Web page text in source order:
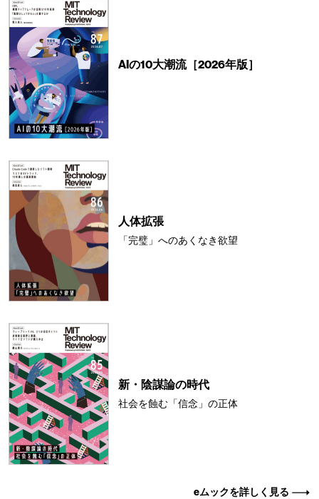
AIの10大潮流［2026年版］
人体拡張
「完璧」へのあくなき欲望
新・陰謀論の時代
社会を蝕む「信念」の正体
eムックを詳しく見る